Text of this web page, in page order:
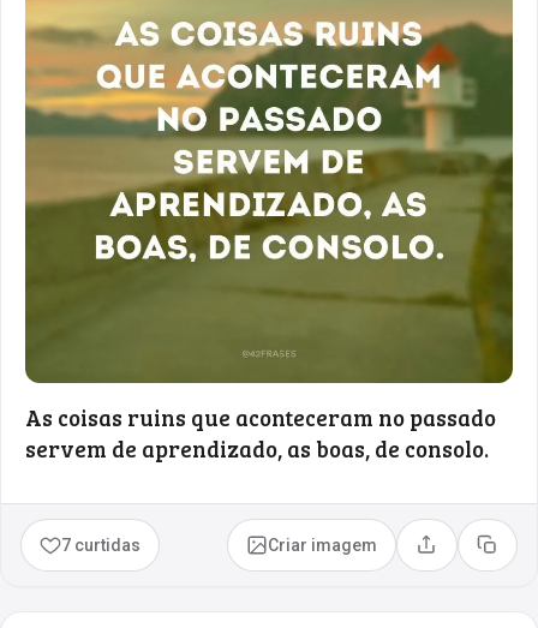
As coisas ruins que aconteceram no passado
servem de aprendizado, as boas, de consolo.
7 curtidas Criar imagem Compartilhar
Copiar